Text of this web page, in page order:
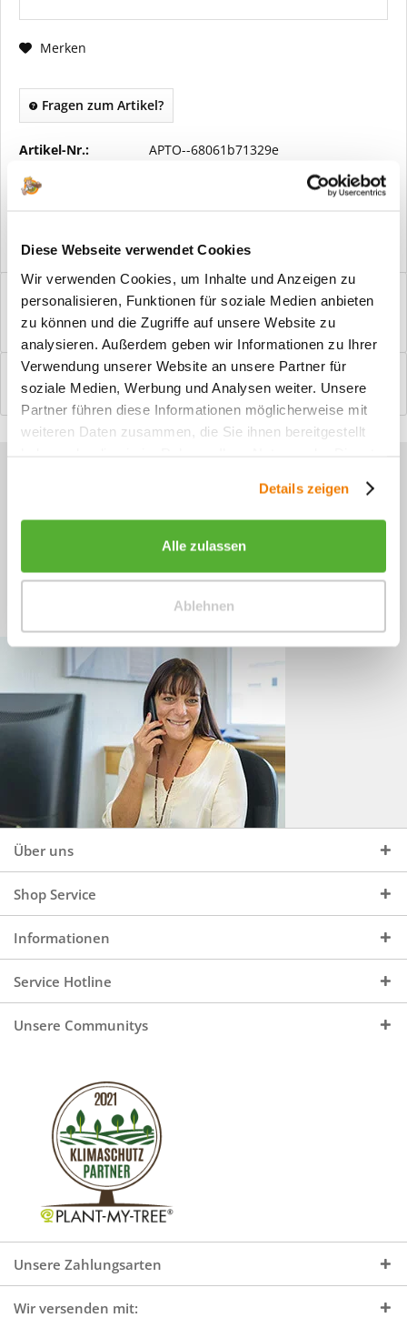
Diese Webseite verwendet Cookies
Wir verwenden Cookies, um Inhalte und Anzeigen zu
personalisieren, Funktionen für soziale Medien anbieten
zu können und die Zugriffe auf unsere Website zu
analysieren. Außerdem geben wir Informationen zu Ihrer
Verwendung unserer Website an unsere Partner für
soziale Medien, Werbung und Analysen weiter. Unsere
Partner führen diese Informationen möglicherweise mit
weiteren Daten zusammen, die Sie ihnen bereitgestellt
Details zeigen
Alle zulassen
Ablehnen
Merken
Fragen zum Artikel?
Artikel-Nr.: APTO--68061b71329e
Vorteile
Windfangelemente online am Bildschirm konfigurieren und
einbaufertig bestellen. In wenigen...
Bewertungen
0
Bewertungen lesen, schreiben und diskutieren...mehr
Sie haben Fragen zu unseren
+49 (0)4244 965 34 04
Mo - Do, 09:00 - 16:00 Uhr
und Fr, 09:00 - 13:00 Uhr
Über uns
Shop Service
Informationen
Service Hotline
Unsere Communitys
Unsere Zahlungsarten
Wir versenden mit: